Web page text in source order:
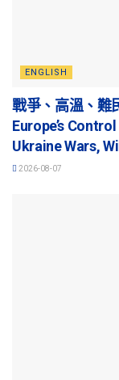
ENGLISH
戰爭、高溫、難
Europe’s
Ukraine Wars,
2026-08-07